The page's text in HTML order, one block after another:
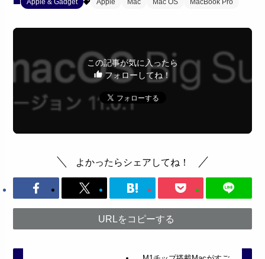
この記事が気に入ったら
フォローしてね！
よかったらシェアしてね！
URLをコピーする